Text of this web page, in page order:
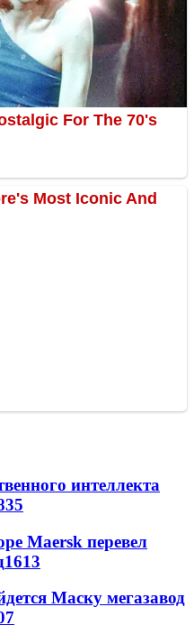
интеллекта
Maersk перевел
1613
Маску мегазавод